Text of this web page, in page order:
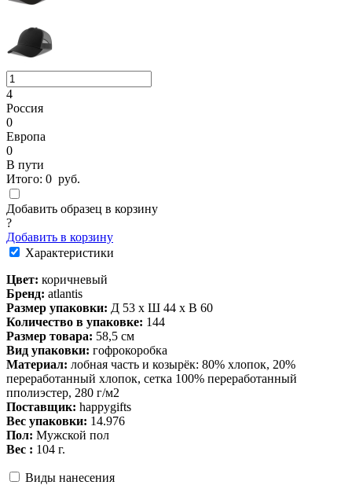
4
Россия
0
Европа
0
В пути
Итого: 0 руб.
Добавить образец в корзину
?
Добавить в корзину
Характеристики
Цвет: коричневый
Бренд: atlantis
Размер упаковки: Д 53 x Ш 44 x В 60
Количество в упаковке: 144
Размер товара: 58,5 см
Вид упаковки: гофрокоробка
Материал: лобная часть и козырёк: 80% хлопок, 20%
переработанный хлопок, сетка 100% переработанный
пполиэстер, 280 г/м2
Поставщик: happygifts
Вес упаковки: 14.976
Пол: Мужской пол
Вес : 104 г.
Виды нанесения